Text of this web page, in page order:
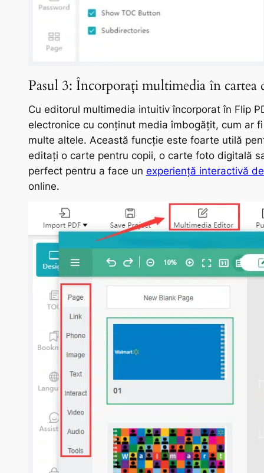
Pasul 3: Încorporați multimedia în cartea
Cu editorul multimedia intuitiv încorporat în Flip
electronice cu conținut media îmbogățit, cum ar
multe altele. Această funcție este foarte utilă
editați o carte pentru copii, o carte foto digitală
perfect pentru a face un experiență interactivă
online.